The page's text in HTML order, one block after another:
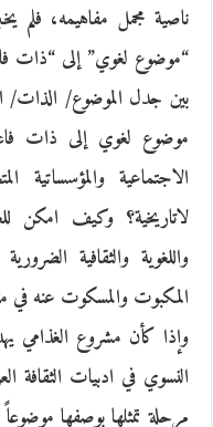
ناصية مجمل مفاهيمه، فلم
“موضوع لغوي” إلى “ذات
بين جدل الموضوع/ الذات/
موضوع لغوي إلى ذات
الاجتماعية
لاتاريخية؟ وكيف امكن
واللغوية والثقافية
المكبوت والمسكوت عنه في
وإذا كأن مشروع الغذامي
النسوي في ادبيات
مرحلة تمثلها بوصفها